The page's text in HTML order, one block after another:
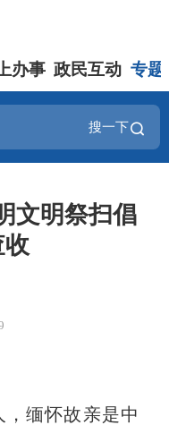
办事 政民互动 专题
搜一下
文明祭扫倡
缅怀故亲是中